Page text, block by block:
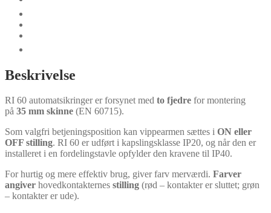
Beskrivelse
RI 60 automatsikringer er forsynet med to fjedre for montering
på 35 mm skinne (EN 60715).
Som valgfri betjeningsposition kan vippearmen sættes i ON eller
OFF stilling. RI 60 er udført i kapslingsklasse IP20, og når den er
installeret i en fordelingstavle opfylder den kravene til IP40.
For hurtig og mere effektiv brug, giver farv merværdi. Farver
angiver ​​hovedkontakternes stilling (rød – kontakter er sluttet; grøn
– kontakter er ude).